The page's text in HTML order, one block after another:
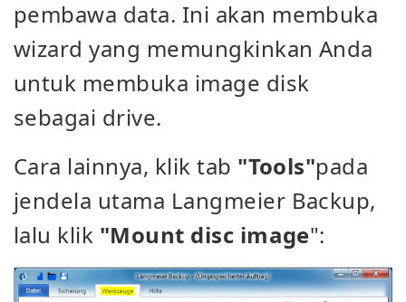
pembawa data. Ini akan membuka
wizardyang memungkinkan Anda
untuk membuka image disk
sebagai drive.
Cara lainnya, klik tab "Tools"pada
jendela utama Langmeier Backup,
lalu klik "Mount disc image":